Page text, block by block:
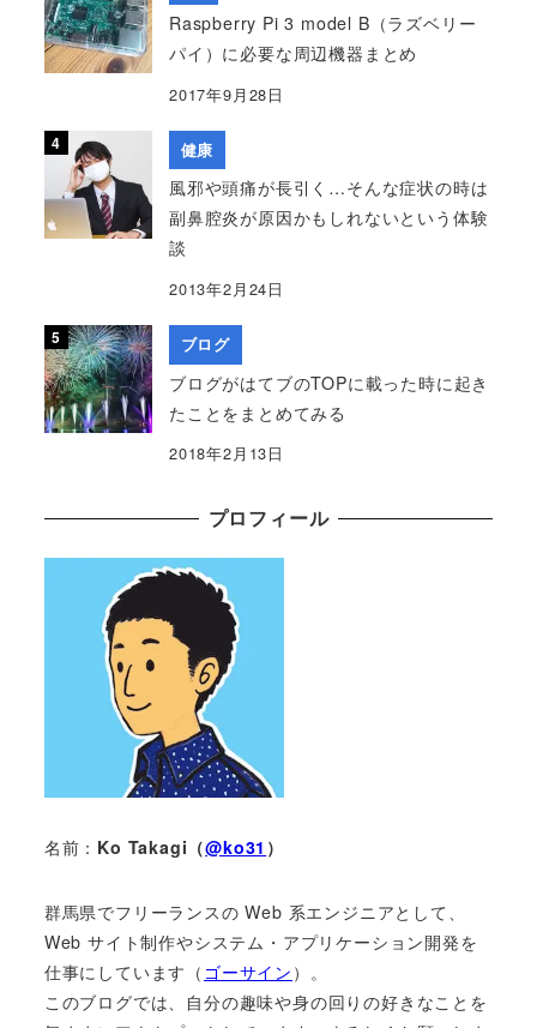
Raspberry Pi 3 model B（ラズベリー
パイ）に必要な周辺機器まとめ
2017年9月28日
健康
風邪や頭痛が長引く…そんな症状の時は
副鼻腔炎が原因かもしれないという体験
談
2013年2月24日
ブログ
ブログがはてブのTOPに載った時に起き
たことをまとめてみる
2018年2月13日
プロフィール
名前： Ko Takagi（@ko31 ）
群馬県でフリーランスの Web 系エンジニアとして、
Web サイト制作やシステム・アプリケーション開発を
仕事にしています（ ゴーサイン ）。
このブログでは、自分の趣味や身の回りの好きなことを